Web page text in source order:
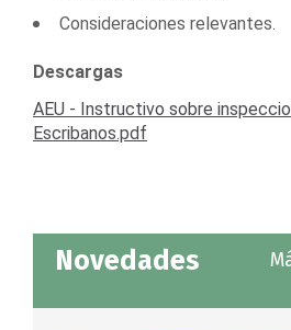
Consideraciones relevantes.
Descargas
AEU - Instructivo sobre
Escribanos.pdf
Novedades